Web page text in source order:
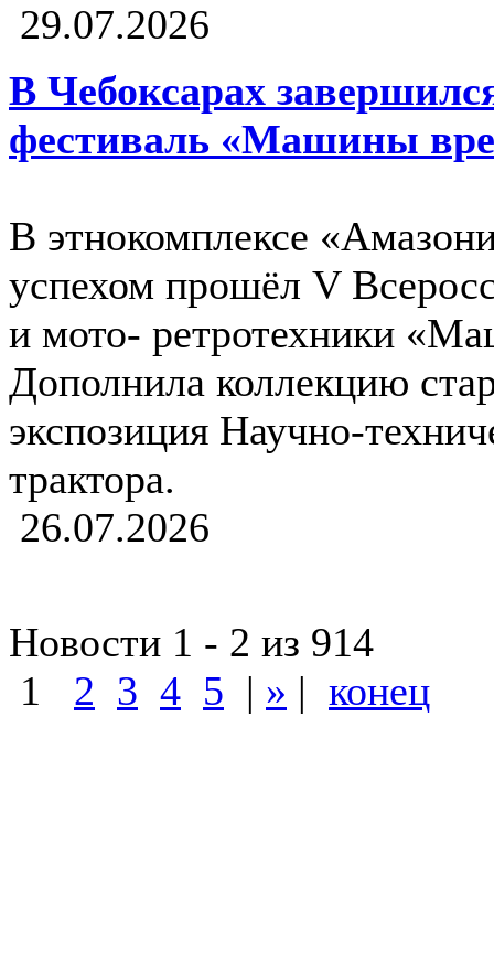
29.07.2026
В Чебоксарах
фестиваль «Машины
В этнокомплексе
успехом прошёл V
и мото- ретротехники
Дополнила коллекцию
экспозиция Научно-
трактора.
26.07.2026
Новости 1 - 2 из 914
1
2 3 4 5 | » | конец